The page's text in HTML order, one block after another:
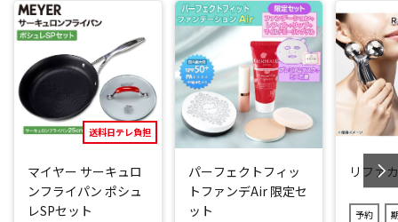
送料日テレ負担
マイヤー サーキュロ
ンフライパン ポシュ
レSPセット
パーフェクトフィッ
トファンデAir 限定セ
ット
リファ
予約